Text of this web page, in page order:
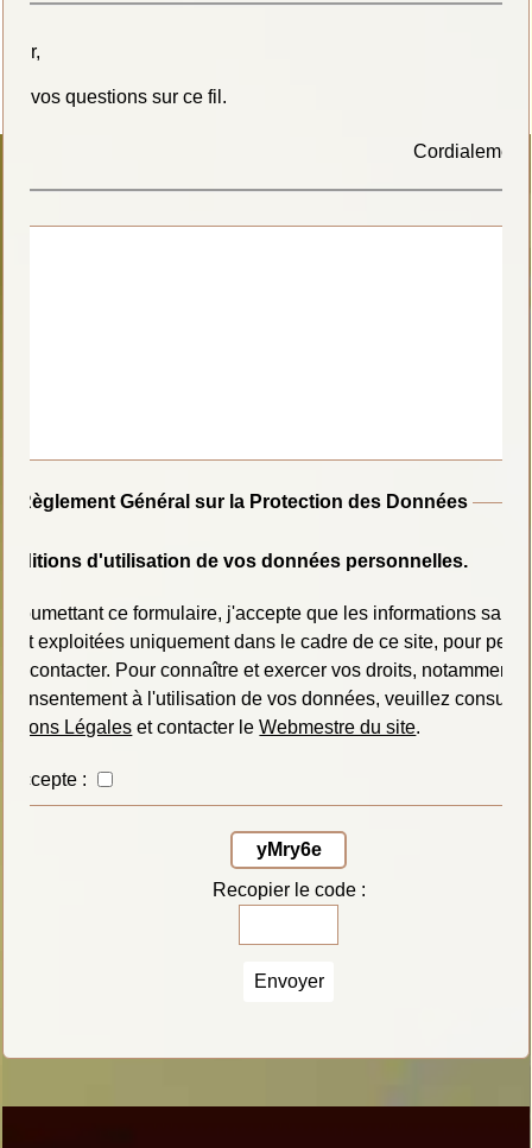
vos questions sur ce fil.
Règlement Général sur la Protection des Données
d'utilisation de vos données personnelles.
soumettant ce formulaire, j'accepte que les informations
exploitées uniquement dans le cadre de ce site, pour
recontacter. Pour connaître et exercer vos droits, notamment
consentement à l'utilisation de vos données, veuillez
Légales et contacter leWebmestre du site.
:
yMry6e
Recopier le code :
Envoyer